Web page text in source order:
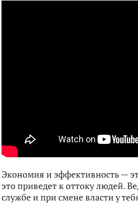
Экономия и эффективность —
это приведет к оттоку людей.
службе и при смене власти у